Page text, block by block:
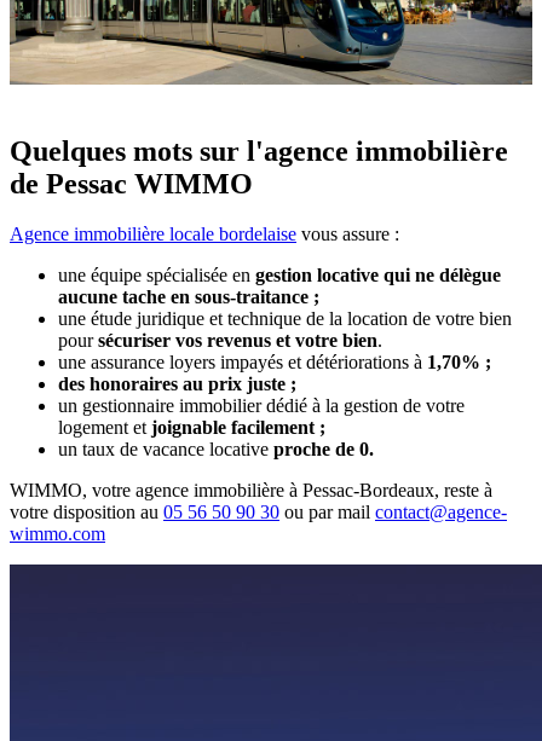
Quelques mots sur l'agence immobilière
de Pessac WIMMO
Agence immobilière locale bordelaise vous assure :
une équipe spécialisée en gestion locative qui ne délègue
aucune tache en sous-traitance ;
une étude juridique et technique de la location de votre bien
poursécuriser vos revenus et votre bien.
une assurance loyers impayés et détériorations à 1,70% ;
des honoraires au prix juste ;
un gestionnaire immobilier dédié à la gestion de votre
logement etjoignable facilement ;
un taux de vacance locative proche de 0.
WIMMO, votre agence immobilière à Pessac-Bordeaux, reste à
votre disposition au 05 56 50 90 30 ou par mail contact@agence-
wimmo.com